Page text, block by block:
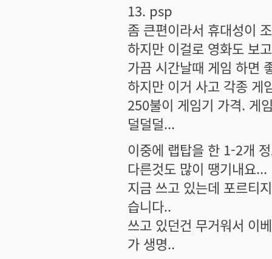
13. psp
좀 큰편이라서 휴대성이
하지만 이걸로 영화도 보
가끔 시간날때 게임 하면
하지만 이거 사고 각종 게
250불이 게임기 가격. 게
덜덜덜...
이중에 랩탑을 한 1-2개
다른것도 많이 땡기내요...
지금 쓰고 있는데 포르티
습니다..
쓰고 있던건 무거워서 이
가 생명..